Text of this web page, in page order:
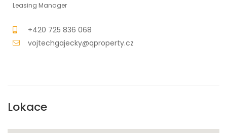
Leasing Manager
+420 725 836 068
vojtechgajecky@qproperty.cz
Lokace